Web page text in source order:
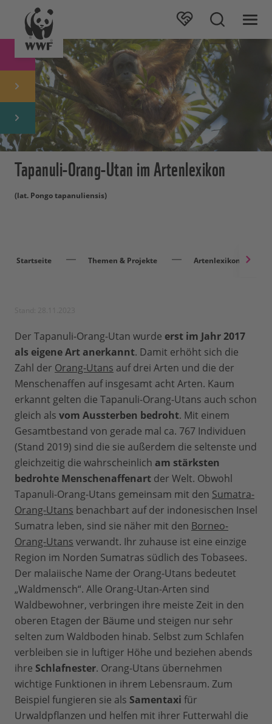
Tapanuli-Orang-Utan im Artenlexikon
(lat. Pongo tapanuliensis)
Startseite Themen & Projekte Artenlexikon
Der Tapanuli-Orang-Utan wurde erst im Jahr 2017
als eigene Art anerkannt. Damit erhöht sich die
Zahl der Orang-Utans auf drei Arten und die der
Menschenaffen auf insgesamt acht Arten. Kaum
erkannt gelten die Tapanuli-Orang-Utans auch schon
gleich als vom Aussterben bedroht. Mit einem
Gesamtbestand von gerade mal ca. 767 Individuen
(Stand 2019) sind die sie außerdem die seltenste und
gleichzeitig die wahrscheinlich am stärksten
bedrohte Menschenaffenart der Welt. Obwohl
Tapanuli-Orang-Utans gemeinsam mit den Sumatra-
Orang-Utans benachbart auf der indonesischen Insel
Sumatra leben, sind sie näher mit den Borneo-
Orang-Utans verwandt. Ihr zuhause ist eine einzige
Region im Norden Sumatras südlich des Tobasees.
Der malaiische Name der Orang-Utans bedeutet
„Waldmensch“. Alle Orang-Utan-Arten sind
Waldbewohner, verbringen ihre meiste Zeit in den
oberen Etagen der Bäume und steigen nur sehr
selten zum Waldboden hinab. Selbst zum Schlafen
verbleiben sie in luftiger Höhe und beziehen abends
ihre Schlafnester. Orang-Utans übernehmen
wichtige Funktionen in ihrem Lebensraum. Zum
Beispiel fungieren sie als Samentaxi für
Urwaldpflanzen und helfen mit ihrer Futterwahl die